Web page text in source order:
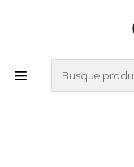
Anillo Tú y Yo